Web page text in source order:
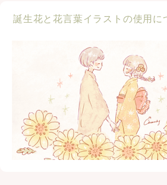
誕生花と花言葉イラストの使用に